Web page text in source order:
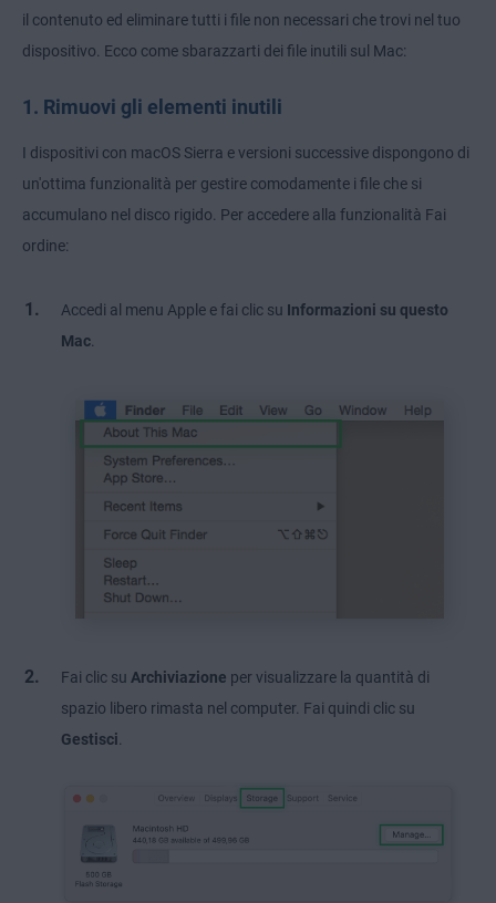
il contenuto ed eliminare tutti i file non necessari che trovi nel tuo
dispositivo. Ecco come sbarazzarti dei file inutili sul Mac:
1. Rimuovi gli elementi inutili
I dispositivi con macOS Sierra e versioni successive dispongono di
un'ottima funzionalità per gestire comodamente i file che si
accumulano nel disco rigido. Per accedere alla funzionalità Fai
ordine:
Accedi al menu Apple e fai clic su Informazioni su questo
Mac.
Fai clic su Archiviazione per visualizzare la quantità di
spazio libero rimasta nel computer. Fai quindi clic su
Gestisci